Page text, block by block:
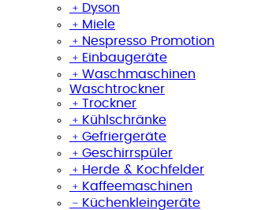
﹢ Dyson
﹢ Miele
﹢ Nespresso Promotion
﹢ Einbaugeräte
﹢ Waschmaschinen
Waschtrockner
﹢ Trockner
﹢ Kühlschränke
﹢ Gefriergeräte
﹢ Geschirrspüler
﹢ Herde & Kochfelder
﹢ Kaffeemaschinen
﹣ Küchenkleingeräte